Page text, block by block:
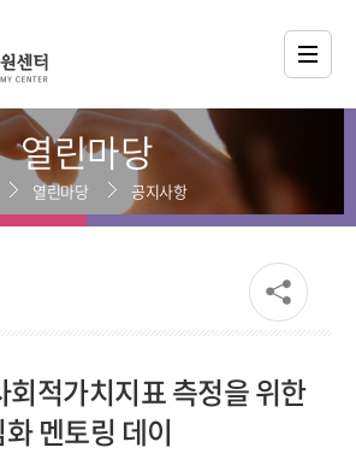
열린마당
열린마당 공지사항
적가치지표 측정을 위한
멘토링 데이